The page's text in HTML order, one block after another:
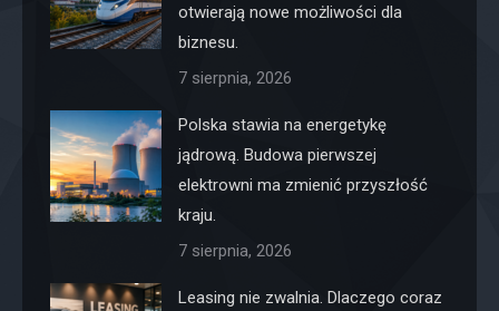
otwierają nowe możliwości dla
biznesu.
7 sierpnia, 2026
Polska stawia na energetykę
jądrową. Budowa pierwszej
elektrowni ma zmienić przyszłość
kraju.
7 sierpnia, 2026
Leasing nie zwalnia. Dlaczego coraz